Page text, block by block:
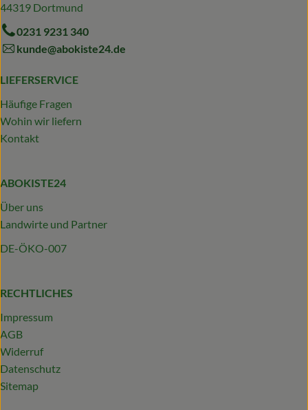
44319 Dortmund
0231 9231 340
kunde@abokiste24.de
LIEFERSERVICE
Häufige Fragen
Wohin wir liefern
Kontakt
ABOKISTE24
Über uns
Landwirte und Partner
DE-ÖKO-007
RECHTLICHES
Impressum
AGB
Widerruf
Datenschutz
Sitemap